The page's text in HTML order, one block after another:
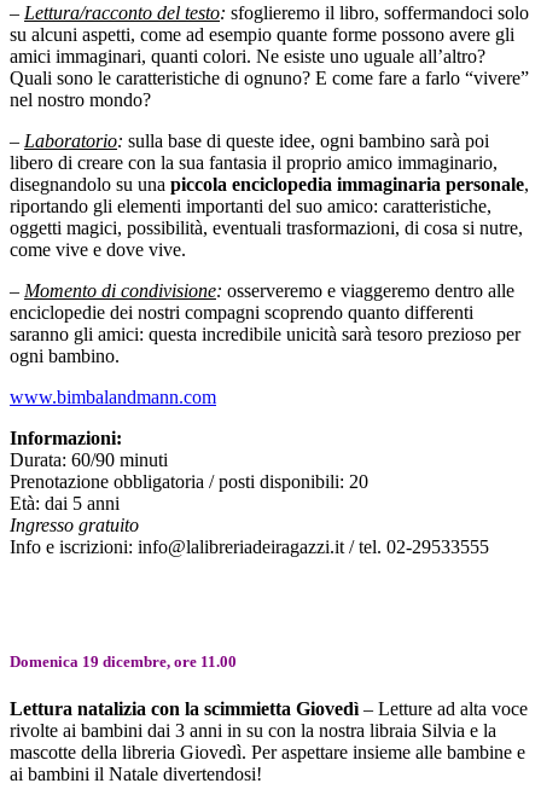
– Lettura/racconto del testo: sfoglieremo il libro, soffermandoci solo
su alcuni aspetti, come ad esempio quante forme possono avere gli
amici immaginari, quanti colori. Ne esiste uno uguale all’altro?
Quali sono le caratteristiche di ognuno? E come fare a farlo “vivere”
nel nostro mondo?
– Laboratorio: sulla base di queste idee, ogni bambino sarà poi
libero di creare con la sua fantasia il proprio amico immaginario,
disegnandolo su una piccola enciclopedia immaginaria personale,
riportando gli elementi importanti del suo amico: caratteristiche,
oggetti magici, possibilità, eventuali trasformazioni, di cosa si nutre,
come vive e dove vive.
– Momento di condivisione: osserveremo e viaggeremo dentro alle
enciclopedie dei nostri compagni scoprendo quanto differenti
saranno gli amici: questa incredibile unicità sarà tesoro prezioso per
ogni bambino.
www.bimbalandmann.com
Informazioni:
Durata: 60/90 minuti
Prenotazione obbligatoria / posti disponibili: 20
Età: dai 5 anni
Ingresso gratuito
Info e iscrizioni: info@lalibreriadeiragazzi.it / tel. 02-29533555
Domenica 19 dicembre, ore 11.00
Lettura natalizia con la scimmietta Giovedì– Letture ad alta voce
rivolte ai bambini dai 3 anni in su con la nostra libraia Silvia e la
mascotte della libreria Giovedì. Per aspettare insieme alle bambine e
ai bambini il Natale divertendosi!